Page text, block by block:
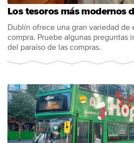
Los tesoros más modernos
Dublín ofrece una gran variedad de
compra. Pruebe algunas preguntas
del paraíso de las compras.